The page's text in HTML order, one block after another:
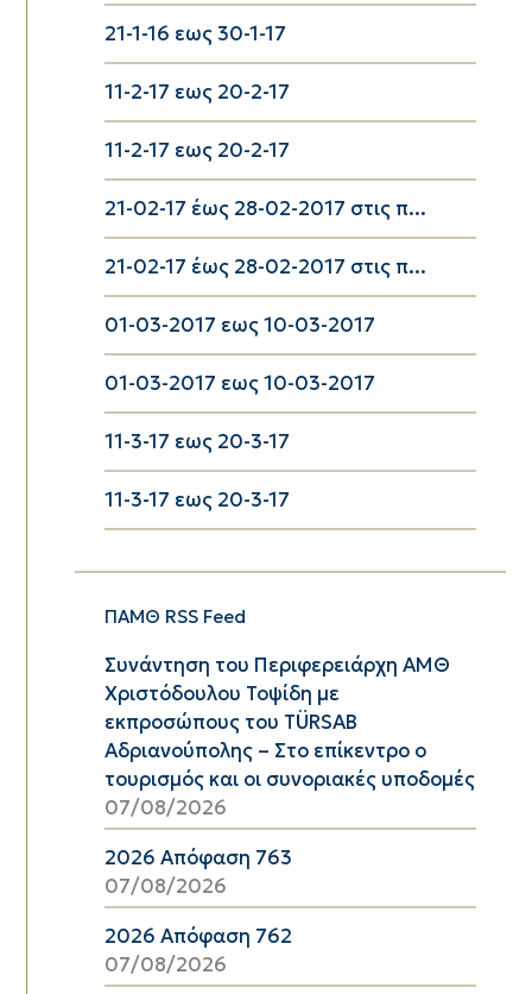
21-1-16 εως 30-1-17
11-2-17 εως 20-2-17
11-2-17 εως 20-2-17
21-02-17 έως 28-02-2017 στις π...
21-02-17 έως 28-02-2017 στις π...
01-03-2017 εως 10-03-2017
01-03-2017 εως 10-03-2017
11-3-17 εως 20-3-17
11-3-17 εως 20-3-17
ΠΑΜΘ RSS Feed
Συνάντηση του Περιφερειάρχη ΑΜΘ
Χριστόδουλου Τοψίδη με
εκπροσώπους του TÜRSAB
Αδριανούπολης – Στο επίκεντρο ο
τουρισμός και οι συνοριακές υποδομές
07/08/2026
2026 Απόφαση 763
07/08/2026
2026 Απόφαση 762
07/08/2026